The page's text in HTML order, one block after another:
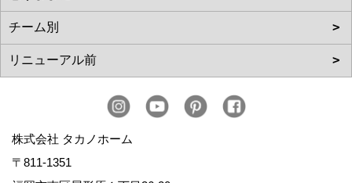
株式会社 タカノホーム
〒811-1351